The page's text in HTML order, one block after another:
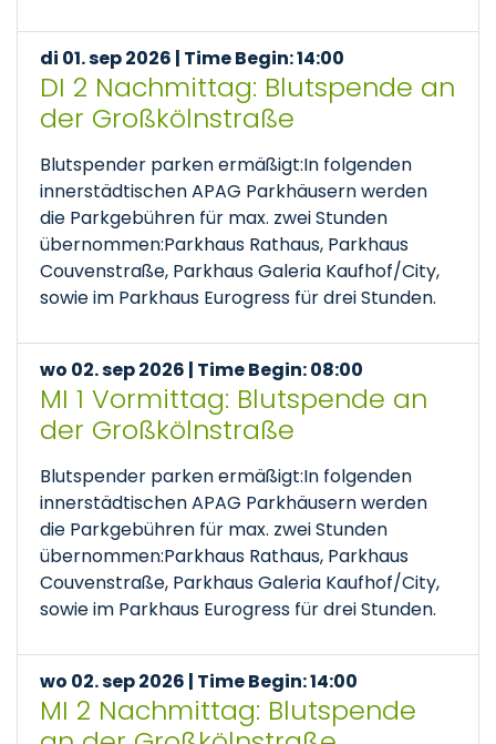
di 01. sep 2026 | Time Begin: 14:00
DI 2 Nachmittag: Blutspende an
der Großkölnstraße
Blutspender parken ermäßigt:In folgenden
innerstädtischen APAG Parkhäusern werden
die Parkgebühren für max. zwei Stunden
übernommen:Parkhaus Rathaus, Parkhaus
Couvenstraße, Parkhaus Galeria Kaufhof/City,
sowie im Parkhaus Eurogress für drei Stunden.
wo 02. sep 2026 | Time Begin: 08:00
MI 1 Vormittag: Blutspende an
der Großkölnstraße
Blutspender parken ermäßigt:In folgenden
innerstädtischen APAG Parkhäusern werden
die Parkgebühren für max. zwei Stunden
übernommen:Parkhaus Rathaus, Parkhaus
Couvenstraße, Parkhaus Galeria Kaufhof/City,
sowie im Parkhaus Eurogress für drei Stunden.
wo 02. sep 2026 | Time Begin: 14:00
MI 2 Nachmittag: Blutspende